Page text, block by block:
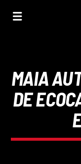
MAIA
DE